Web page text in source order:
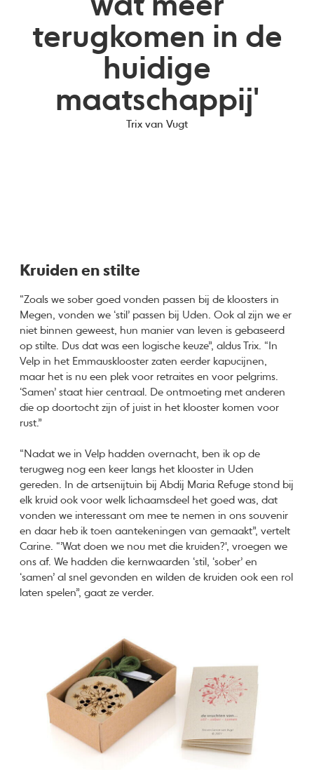
wat meer
terugkomen in de
huidige
maatschappij'
Trix van Vugt
Kruiden en stilte
“Zoals we sober goed vonden passen bij de kloosters in
Megen, vonden we ‘stil’ passen bij Uden. Ook al zijn we er
niet binnen geweest, hun manier van leven is gebaseerd
op stilte. Dus dat was een logische keuze”, aldus Trix. “In
Velp in het Emmausklooster zaten eerder kapucijnen,
maar het is nu een plek voor retraites en voor pelgrims.
‘Samen’ staat hier centraal. De ontmoeting met anderen
die op doortocht zijn of juist in het klooster komen voor
rust.”
“Nadat we in Velp hadden overnacht, ben ik op de
terugweg nog een keer langs het klooster in Uden
gereden. In de artsenijtuin bij Abdij Maria Refuge stond bij
elk kruid ook voor welk lichaamsdeel het goed was, dat
vonden we interessant om mee te nemen in ons souvenir
en daar heb ik toen aantekeningen van gemaakt”, vertelt
Carine. “’Wat doen we nou met die kruiden?', vroegen we
ons af. We hadden die kernwaarden ‘stil, ‘sober’ en
‘samen’ al snel gevonden en wilden de kruiden ook een rol
laten spelen”, gaat ze verder.